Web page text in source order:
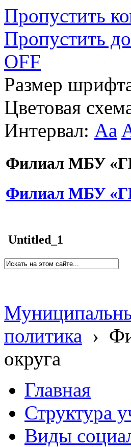
Пропустить
Пропустить
OFF
Размер
Цветовая
Интервал: Aa
Филиал МБУ
Филиал МБУ
Untitled_1
политика ›
округа
Главная
Структура
Виды